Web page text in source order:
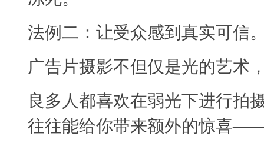
法例二：让受众感到真实可信
广告片摄影不但仅是光的艺术
良多人都喜欢在弱光下进行
往往能给你带来额外的惊喜